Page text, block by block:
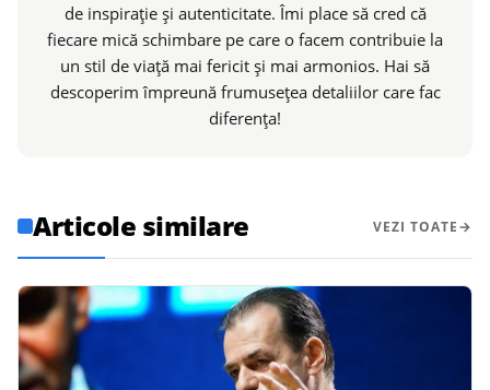
de inspirație și autenticitate. Îmi place să cred că
fiecare mică schimbare pe care o facem contribuie la
un stil de viață mai fericit și mai armonios. Hai să
descoperim împreună frumusețea detaliilor care fac
diferența!
Articole similare VEZI TOATE